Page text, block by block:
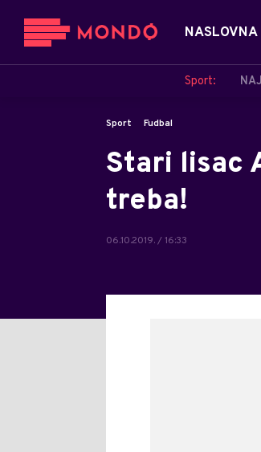
NASLOVNA
Sport:
Sport Fudbal
Stari lisac
treba!
06.10.2019. / 16:33